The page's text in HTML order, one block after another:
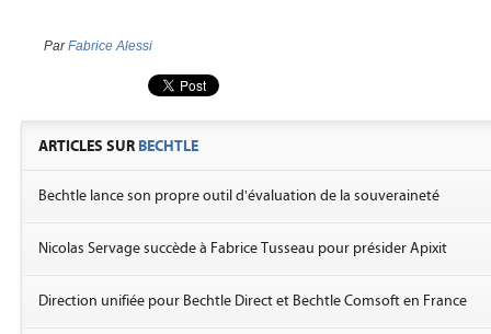
ParFabrice Alessi
ARTICLES SUR BECHTLE
Bechtle lance son propre outil d'évaluation de la souveraineté
Nicolas Servage succède à Fabrice Tusseau pour présider Apixit
Direction unifiée pour Bechtle Direct et Bechtle Comsoft en France